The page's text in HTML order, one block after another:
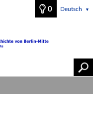
0 Deutsch ▼